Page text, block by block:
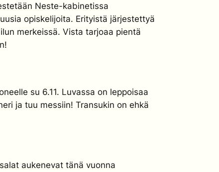
Neste-kabinetissa
opiskelijoita. Erityistä järjestettyä
merkeissä. Vista tarjoaa pientä
su 6.11. Luvassa on leppoisaa
ja tuu messiin! Transukin on ehkä
aukenevat tänä vuonna